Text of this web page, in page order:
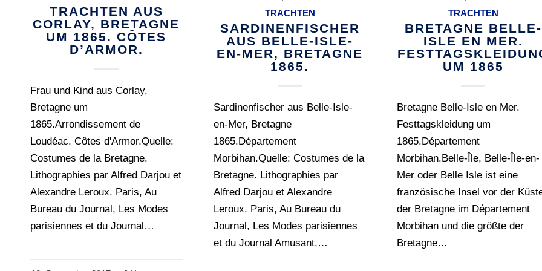
TRACHTEN AUS
CORLAY, BRETAGNE
UM 1865. CÔTES
D’ARMOR.
Frau und Kind aus Corlay,
Bretagne um
1865.Arrondissement de
Loudéac. Côtes d'Armor.Quelle:
Costumes de la Bretagne.
Lithographies par Alfred Darjou et
Alexandre Leroux. Paris, Au
Bureau du Journal, Les Modes
parisiennes et du Journal…
TRACHTEN
SARDINENFISCHER
AUS BELLE-ISLE-
EN-MER, BRETAGNE
1865.
Sardinenfischer aus Belle-Isle-
en-Mer, Bretagne
1865.Département
Morbihan.Quelle: Costumes de la
Bretagne. Lithographies par
Alfred Darjou et Alexandre
Leroux. Paris, Au Bureau du
Journal, Les Modes parisiennes
et du Journal Amusant,…
TRACHTEN
BRETAGNE BELLE-
ISLE EN MER.
UM 1865
Bretagne Belle-Isle en Mer.
Festtagskleidung um
1865.Département
Morbihan.Belle-Île, Belle-Île-en-
Mer oder Belle Isle ist eine
französische Insel vor der
der Bretagne im Département
Morbihan und die größte der
Bretagne…